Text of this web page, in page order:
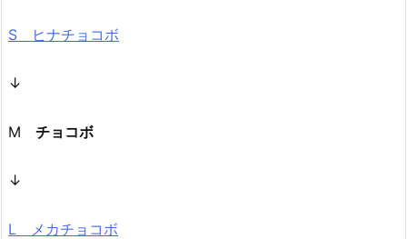
S ヒナチョコボ
↓
M チョコボ
↓
L メカチョコボ